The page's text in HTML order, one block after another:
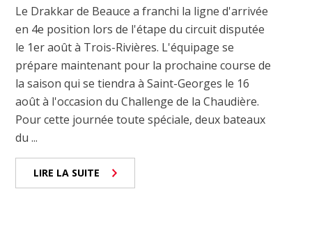
Le Drakkar de Beauce a franchi la ligne d'arrivée
en 4e position lors de l'étape du circuit disputée
le 1er août à Trois-Rivières. L'équipage se
prépare maintenant pour la prochaine course de
la saison qui se tiendra à Saint-Georges le 16
août à l'occasion du Challenge de la Chaudière.
Pour cette journée toute spéciale, deux bateaux
du ...
LIRE LA SUITE